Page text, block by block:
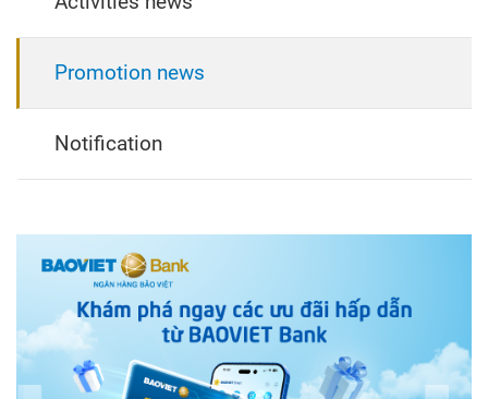
Promotion news
Notification